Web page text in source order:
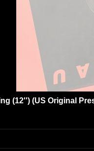
(12'') (US Original